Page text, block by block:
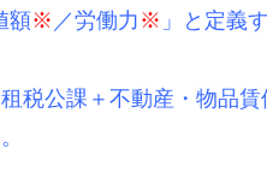
額※ ／労働力 ※ 」と定義
税公課＋不動産・物品賃